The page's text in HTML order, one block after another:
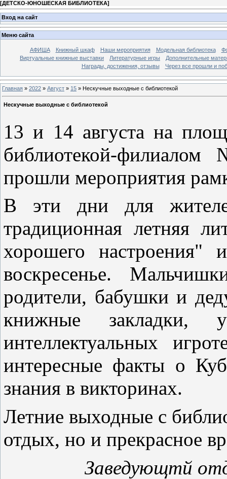
[ДЕТСКО-ЮНОШЕСКАЯ БИБЛИОТЕКА]
Вход на сайт
Меню сайта
АФИША Книжный шкаф Наши мероприятия Модельная библиотека
Виртуальные книжные выставки
Литературные игры
Дополнительные
Награды, достижения, отзывы
Через все прошли и
Главная » 2022 » Август » 15 » Нескучные выходные с библиотекой
Нескучные выходные с библиотекой
13 и 14 августа на
библиотекой-
прошли мероприятия
В эти дни для
традиционная летняя
хорошего настроения" и
воскресенье.
родители, бабушки и
книжные закладки,
интеллектуальных
интересные факты о
знания в викторинах.
Летние выходные с
отдых, но и прекрасное
Заведующтй